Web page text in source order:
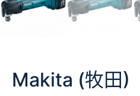
Makita (牧田)